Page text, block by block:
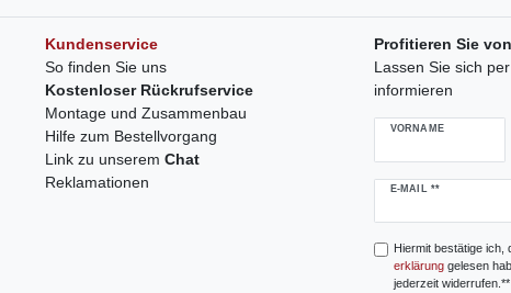
Kundenservice
So finden Sie uns
Kostenloser Rückrufservice
Montage und Zusammenbau
Hilfe zum Bestellvorgang
Link zu unserem Chat
Reklamationen
Profitieren Sie
Lassen Sie sich
informieren
VORNAME
E-MAIL **
Newsletter
Hiermit bestätige ich,
erklärunggelesen
jederzeit widerrufen.**